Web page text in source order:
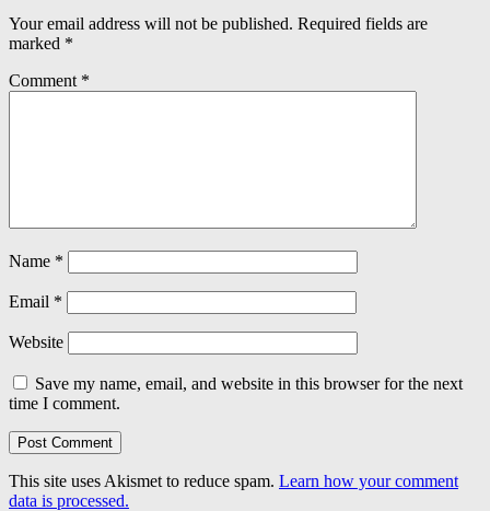
Your email address will not be published. Required fields are
marked *
Comment *
Name *
Email *
Website
Save my name, email, and website in this browser for the next
time I comment.
This site uses Akismet to reduce spam. Learn how your comment
data is processed.